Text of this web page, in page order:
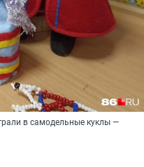
в самодельные куклы —